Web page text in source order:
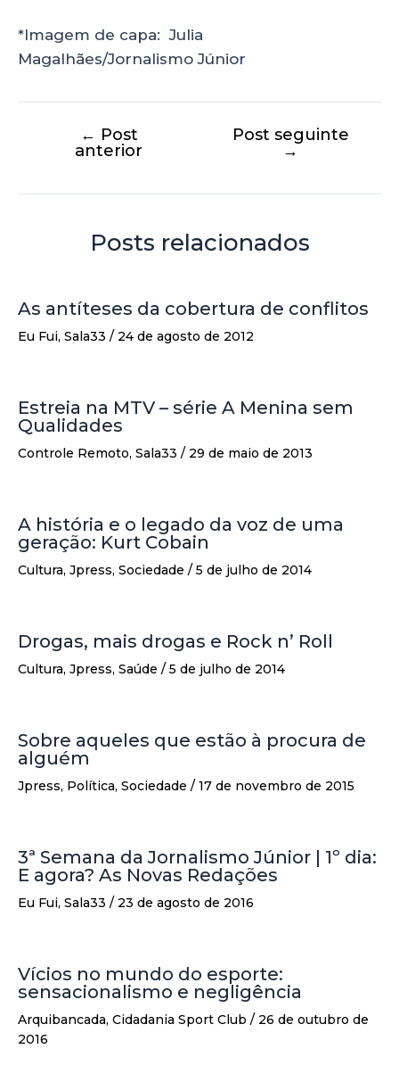
*Imagem de capa: Julia
Magalhães/Jornalismo Júnior
← Post
anterior
Post seguinte
→
Posts relacionados
As antíteses da cobertura de conflitos
Eu Fui, Sala33 / 24 de agosto de 2012
Estreia na MTV – série A Menina sem
Qualidades
Controle Remoto, Sala33 / 29 de maio de 2013
A história e o legado da voz de uma
geração: Kurt Cobain
Cultura, Jpress, Sociedade / 5 de julho de 2014
Drogas, mais drogas e Rock n’ Roll
Cultura, Jpress, Saúde / 5 de julho de 2014
Sobre aqueles que estão à procura de
alguém
Jpress, Política, Sociedade / 17 de novembro de 2015
3ª Semana da Jornalismo Júnior | 1º dia:
E agora? As Novas Redações
Eu Fui, Sala33 / 23 de agosto de 2016
Vícios no mundo do esporte:
sensacionalismo e negligência
Arquibancada, Cidadania Sport Club / 26 de outubro de
2016